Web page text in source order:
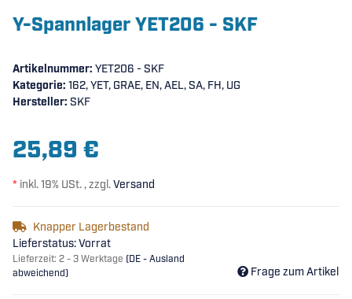
Y-Spannlager YET206 - SKF
Artikelnummer: YET206 - SKF
Kategorie: 162, YET, GRAE, EN, AEL, SA, FH, UG
Hersteller: SKF
25,89 €
* inkl. 19% USt. , zzgl.Versand
Knapper Lagerbestand
Lieferstatus: Vorrat
Lieferzeit: 2 - 3 Werktage (DE - Ausland
abweichend)
Frage zum Artikel